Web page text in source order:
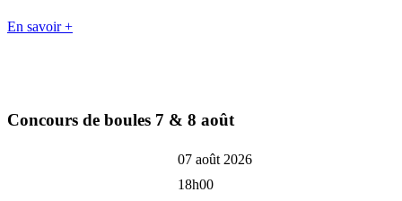
En savoir +
Concours de boules 7 & 8 août
07 août 2026
18h00